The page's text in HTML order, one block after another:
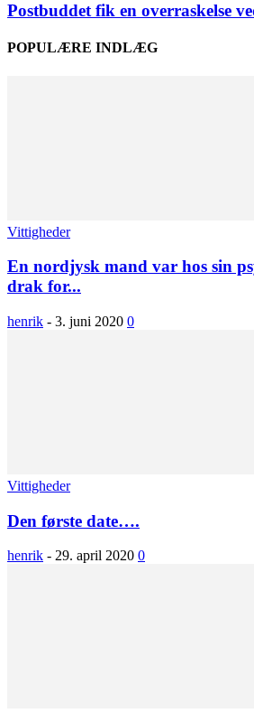
Postbuddet fik en overraskelse
POPULÆRE INDLÆG
Vittigheder
En nordjysk mand var hos sin
drak for...
henrik - 3. juni 2020 0
Vittigheder
Den første date….
henrik - 29. april 2020 0